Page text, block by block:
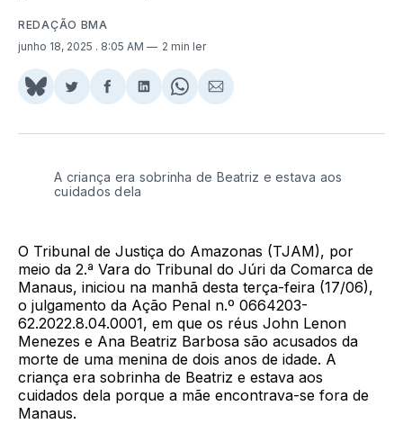
REDAÇÃO BMA
junho 18, 2025 . 8:05 AM 2 min ler
Share
BlueSky
Compartilhar
Twitter
Compartilhar
Facebook
Compartilhar
LinkedIn
Share
WhatsApp
Compartilhar
Email
A criança era sobrinha de Beatriz e estava aos
cuidados dela
O Tribunal de Justiça do Amazonas (TJAM), por
meio da 2.ª Vara do Tribunal do Júri da Comarca de
Manaus, iniciou na manhã desta terça-feira (17/06),
o julgamento da Ação Penal n.º 0664203-
62.2022.8.04.0001, em que os réus John Lenon
Menezes e Ana Beatriz Barbosa são acusados da
morte de uma menina de dois anos de idade. A
criança era sobrinha de Beatriz e estava aos
cuidados dela porque a mãe encontrava-se fora de
Manaus.